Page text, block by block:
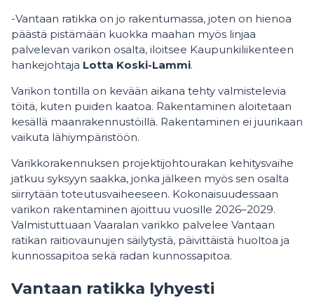
-Vantaan ratikka on jo rakentumassa, joten on hienoa
päästä pistämään kuokka maahan myös linjaa
palvelevan varikon osalta, iloitsee Kaupunkiliikenteen
hankejohtaja Lotta Koski-Lammi.
Varikon tontilla on kevään aikana tehty valmistelevia
töitä, kuten puiden kaatoa. Rakentaminen aloitetaan
kesällä maanrakennustöillä. Rakentaminen ei juurikaan
vaikuta lähiympäristöön.
Varikkorakennuksen projektijohtourakan kehitysvaihe
jatkuu syksyyn saakka, jonka jälkeen myös sen osalta
siirrytään toteutusvaiheeseen. Kokonaisuudessaan
varikon rakentaminen ajoittuu vuosille 2026–2029.
Valmistuttuaan Vaaralan varikko palvelee Vantaan
ratikan raitiovaunujen säilytystä, päivittäistä huoltoa ja
kunnossapitoa sekä radan kunnossapitoa.
Vantaan ratikka lyhyesti